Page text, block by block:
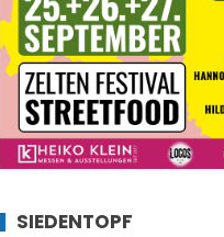
SIEDENTOPF